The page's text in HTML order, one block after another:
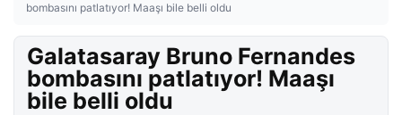
bombasını patlatıyor! Maaşı bile belli oldu
Galatasaray Bruno Fernandes
bombasını patlatıyor! Maaşı
bile belli oldu